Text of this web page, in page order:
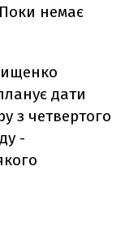
немає
дати
з четвертого
-